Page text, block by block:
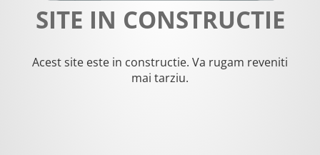
SITE IN CONSTRUCTIE
Acest site este in constructie. Va rugam reveniti
mai tarziu.